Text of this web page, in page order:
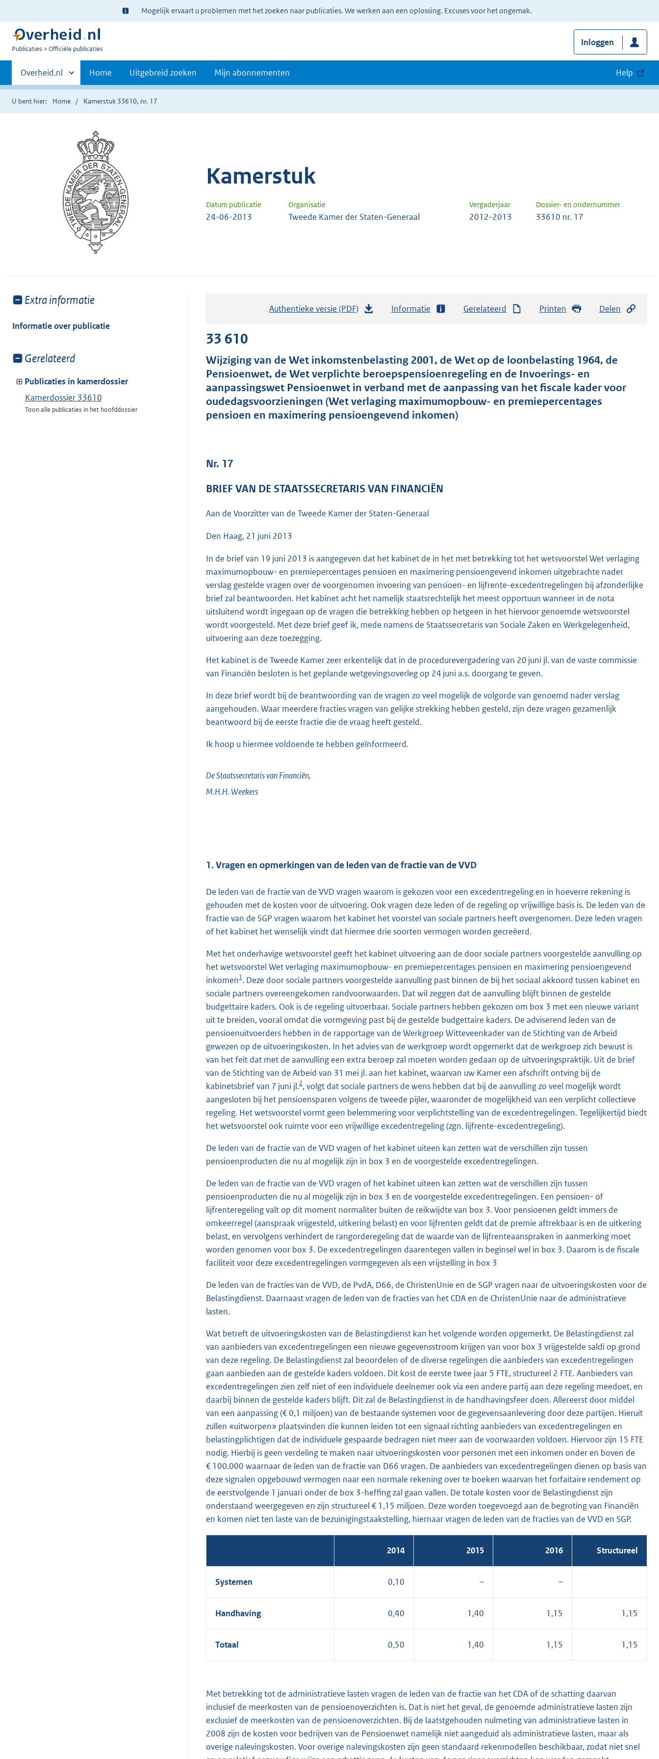
Ter
informatie:
Mogelijk ervaart u problemen met het zoeken naar publicaties. We werken aan een oplossing. Excuses voor het ongemak.
U
Publicaties Officiële publicaties
Inloggen
Primaire
navigatie
Andere
sites
binnen
Overheid.nl Home Uitgebreid zoeken Mijn abonnementen Help
U bent hier: Home Kamerstuk 33610, nr. 17
Kamerstuk
Datum publicatie Organisatie Vergaderjaar Dossier- en ondernummer
24-06-2013 Tweede Kamer der Staten-Generaal 2012-2013 33610 nr. 17
Toon
van:
Extra informatie
Informatie over publicatie
Toon
van:
Gerelateerd
Publicaties in kamerdossier
Kamerdossier 33610
Toon alle publicaties in het hoofddossier
Authentieke versie (PDF)
a
n
d
s
g
e
:
K
b
Informatie Gerelateerd Printen Delen
33 610
Wijziging van de Wet inkomstenbelasting 2001, de Wet op de loonbelasting 1964, de
Pensioenwet, de Wet verplichte beroepspensioenregeling en de Invoerings- en
aanpassingswet Pensioenwet in verband met de aanpassing van het fiscale kader voor
oudedagsvoorzieningen (Wet verlaging maximumopbouw- en premiepercentages
pensioen en maximering pensioengevend inkomen)
Nr. 17
BRIEF VAN DE STAATSSECRETARIS VAN FINANCIËN
Aan de Voorzitter van de Tweede Kamer der Staten-Generaal
Den Haag, 21 juni 2013
In de brief van 19 juni 2013 is aangegeven dat het kabinet de in het met betrekking tot het wetsvoorstel Wet verlaging
maximumopbouw- en premiepercentages pensioen en maximering pensioengevend inkomen uitgebrachte nader
verslag gestelde vragen over de voorgenomen invoering van pensioen- en lijfrente-excedentregelingen bij afzonderlijke
brief zal beantwoorden. Het kabinet acht het namelijk staatsrechtelijk het meest opportuun wanneer in de nota
uitsluitend wordt ingegaan op de vragen die betrekking hebben op hetgeen in het hiervoor genoemde wetsvoorstel
wordt voorgesteld. Met deze brief geef ik, mede namens de Staatssecretaris van Sociale Zaken en Werkgelegenheid,
uitvoering aan deze toezegging.
Het kabinet is de Tweede Kamer zeer erkentelijk dat in de procedurevergadering van 20 juni jl. van de vaste commissie
van Financiën besloten is het geplande wetgevingsoverleg op 24 juni a.s. doorgang te geven.
In deze brief wordt bij de beantwoording van de vragen zo veel mogelijk de volgorde van genoemd nader verslag
aangehouden. Waar meerdere fracties vragen van gelijke strekking hebben gesteld, zijn deze vragen gezamenlijk
beantwoord bij de eerste fractie die de vraag heeft gesteld.
Ik hoop u hiermee voldoende te hebben geïnformeerd.
De Staatssecretaris van Financiën,
M.H.H.Weekers
1. Vragen en opmerkingen van de leden van de fractie van de VVD
De leden van de fractie van de VVD vragen waarom is gekozen voor een excedentregeling en in hoeverre rekening is
gehouden met de kosten voor de uitvoering. Ook vragen deze leden of de regeling op vrijwillige basis is. De leden van de
fractie van de SGP vragen waarom het kabinet het voorstel van sociale partners heeft overgenomen. Deze leden vragen
of het kabinet het wenselijk vindt dat hiermee drie soorten vermogen worden gecreëerd.
Met het onderhavige wetsvoorstel geeft het kabinet uitvoering aan de door sociale partners voorgestelde aanvulling op
het wetsvoorstel Wet verlaging maximumopbouw- en premiepercentages pensioen en maximering pensioengevend
inkomen1. Deze door sociale partners voorgestelde aanvulling past binnen de bij het sociaal akkoord tussen kabinet en
sociale partners overeengekomen randvoorwaarden. Dat wil zeggen dat de aanvulling blijft binnen de gestelde
budgettaire kaders. Ook is de regeling uitvoerbaar. Sociale partners hebben gekozen om box 3 met een nieuwe variant
uit te breiden, vooral omdat die vormgeving past bij de gestelde budgettaire kaders. De adviserend leden van de
pensioenuitvoerders hebben in de rapportage van de Werkgroep Witteveenkader van de Stichting van de Arbeid
gewezen op de uitvoeringskosten. In het advies van de werkgroep wordt opgemerkt dat de werkgroep zich bewust is
van het feit dat met de aanvulling een extra beroep zal moeten worden gedaan op de uitvoeringspraktijk. Uit de brief
van de Stichting van de Arbeid van 31 mei jl. aan het kabinet, waarvan uw Kamer een afschrift ontving bij de
kabinetsbrief van 7 juni jl.2, volgt dat sociale partners de wens hebben dat bij de aanvulling zo veel mogelijk wordt
aangesloten bij het pensioensparen volgens de tweede pijler, waaronder de mogelijkheid van een verplicht collectieve
regeling. Het wetsvoorstel vormt geen belemmering voor verplichtstelling van de excedentregelingen. Tegelijkertijd biedt
het wetsvoorstel ook ruimte voor een vrijwillige excedentregeling (zgn. lijfrente-excedentregeling).
De leden van de fractie van de VVD vragen of het kabinet uiteen kan zetten wat de verschillen zijn tussen
pensioenproducten die nu al mogelijk zijn in box 3 en de voorgestelde excedentregelingen.
De leden van de fractie van de VVD vragen of het kabinet uiteen kan zetten wat de verschillen zijn tussen
pensioenproducten die nu al mogelijk zijn in box 3 en de voorgestelde excedentregelingen. Een pensioen- of
lijfrenteregeling valt op dit moment normaliter buiten de reikwijdte van box 3. Voor pensioenen geldt immers de
omkeerregel (aanspraak vrijgesteld, uitkering belast) en voor lijfrenten geldt dat de premie aftrekbaar is en de uitkering
belast, en vervolgens verhindert de rangorderegeling dat de waarde van de lijfrenteaanspraken in aanmerking moet
worden genomen voor box 3. De excedentregelingen daarentegen vallen in beginsel wel in box 3. Daarom is de fiscale
faciliteit voor deze excedentregelingen vormgegeven als een vrijstelling in box 3
De leden van de fracties van de VVD, de PvdA, D66, de ChristenUnie en de SGP vragen naar de uitvoeringskosten voor de
Belastingdienst. Daarnaast vragen de leden van de fracties van het CDA en de ChristenUnie naar de administratieve
lasten.
Wat betreft de uitvoeringskosten van de Belastingdienst kan het volgende worden opgemerkt. De Belastingdienst zal
van aanbieders van excedentregelingen een nieuwe gegevensstroom krijgen van voor box 3 vrijgestelde saldi op grond
van deze regeling. De Belastingdienst zal beoordelen of de diverse regelingen die aanbieders van excedentregelingen
gaan aanbieden aan de gestelde kaders voldoen. Dit kost de eerste twee jaar 5 FTE, structureel 2 FTE. Aanbieders van
excedentregelingen zien zelf niet of een individuele deelnemer ook via een andere partij aan deze regeling meedoet, en
daarbij binnen de gestelde kaders blijft. Dit zal de Belastingdienst in de handhavingsfeer doen. Allereerst door middel
van een aanpassing (€ 0,1 miljoen) van de bestaande systemen voor de gegevensaanlevering door deze partijen. Hieruit
zullen «uitworpen» plaatsvinden die kunnen leiden tot een signaal richting aanbieders van excedentregelingen en
belastingplichtigen dat de individuele gespaarde bedragen niet meer aan de voorwaarden voldoen. Hiervoor zijn 15 FTE
nodig. Hierbij is geen verdeling te maken naar uitvoeringskosten voor personen met een inkomen onder en boven de
€ 100.000 waarnaar de leden van de fractie van D66 vragen. De aanbieders van excedentregelingen dienen op basis van
deze signalen opgebouwd vermogen naar een normale rekening over te boeken waarvan het forfaitaire rendement op
de eerstvolgende 1 januari onder de box 3-heffing zal gaan vallen. De totale kosten voor de Belastingdienst zijn
onderstaand weergegeven en zijn structureel € 1,15 miljoen. Deze worden toegevoegd aan de begroting van Financiën
en komen niet ten laste van de bezuinigingstaakstelling, hiernaar vragen de leden van de fracties van de VVD en SGP.
2014 2015 2016 Structureel
Systemen 0,10 – –
Handhaving 0,40 1,40 1,15 1,15
Totaal 0,50 1,40 1,15 1,15
Met betrekking tot de administratieve lasten vragen de leden van de fractie van het CDA of de schatting daarvan
inclusief de meerkosten van de pensioenoverzichten is. Dat is niet het geval, de genoemde administratieve lasten zijn
exclusief de meerkosten van de pensioenoverzichten. Bij de laatstgehouden nulmeting van administratieve lasten in
2008 zijn de kosten voor bedrijven van de Pensioenwet namelijk niet aangeduid als administratieve lasten, maar als
overige nalevingskosten. Voor overige nalevingskosten zijn geen standaard rekenmodellen beschikbaar, zodat niet snel